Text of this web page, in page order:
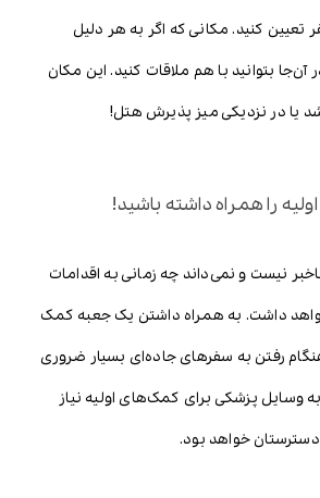
تعیین کنید. مکانی که اگر به هر دلیل
آن‌جا بتوانید با هم ملاقات کنید. این مکان
یا در نزدیکی میز پذیرش هتل!
نیست و نمی‌داند چه زمانی به اقدامات
داشت. به همراه داشتن یک جعبه کمک
رفتن به سفرهای جاده‌ای بسیار ضروری
وسایل پزشکی برای کمک‌های اولیه نیاز
خواهد بود.